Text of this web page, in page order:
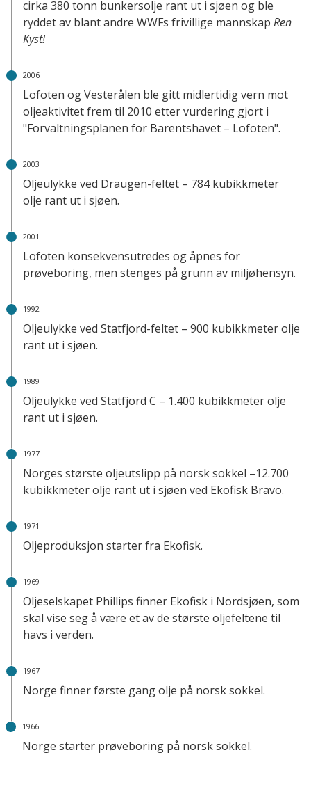
cirka 380 tonn bunkersolje rant ut i sjøen og ble
ryddet av blant andre WWFs frivillige mannskap Ren
Kyst!
2006
Lofoten og Vesterålen ble gitt midlertidig vern mot
oljeaktivitet frem til 2010 etter vurdering gjort i
"Forvaltningsplanen for Barentshavet – Lofoten".
2003
Oljeulykke ved Draugen-feltet – 784 kubikkmeter
olje rant ut i sjøen.
2001
Lofoten konsekvensutredes og åpnes for
prøveboring, men stenges på grunn av miljøhensyn.
1992
Oljeulykke ved Statfjord-feltet – 900 kubikkmeter olje
rant ut i sjøen.
1989
Oljeulykke ved Statfjord C – 1.400 kubikkmeter olje
rant ut i sjøen.
1977
Norges største oljeutslipp på norsk sokkel –12.700
kubikkmeter olje rant ut i sjøen ved Ekofisk Bravo.
1971
Oljeproduksjon starter fra Ekofisk.
1969
Oljeselskapet Phillips finner Ekofisk i Nordsjøen, som
skal vise seg å være et av de største oljefeltene til
havs i verden.
1967
Norge finner første gang olje på norsk sokkel.
1966
Norge starter prøveboring på norsk sokkel.